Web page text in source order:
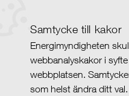
Samtycke till kakor
Energimyndigheten
webbanalyskakor i
webbplatsen.
som helst ändra ditt